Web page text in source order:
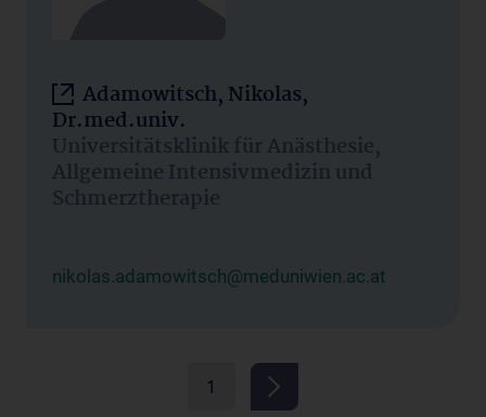
Adamowitsch, Nikolas,
Dr.med.univ.
Universitätsklinik für Anästhesie,
Allgemeine Intensivmedizin und
Schmerztherapie
nikolas.adamowitsch@meduniwien.ac.at
1